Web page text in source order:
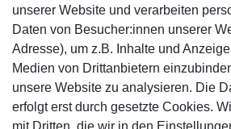
Mitglied
unserer Website und verarbeiten
Daten von Besucher:innen unserer
Adresse), um z.B. Inhalte und
Medien von Drittanbietern
unsere Website zu analysieren. Die
erfolgt erst durch gesetzte Cookies.
mit Dritten, die wir in den